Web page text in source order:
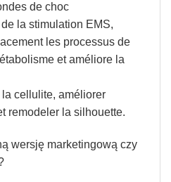
de choc
la stimulation EMS,
les processus de
et améliore la
la cellulite, améliorer
remodeler la silhouette.
wersję marketingową czy